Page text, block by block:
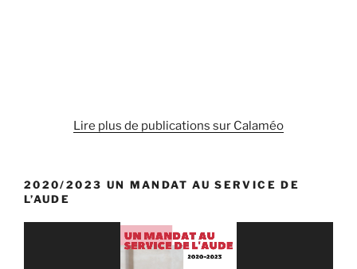
Lire plus de publications sur Calaméo
2020/2023 UN MANDAT AU SERVICE DE
L’AUDE